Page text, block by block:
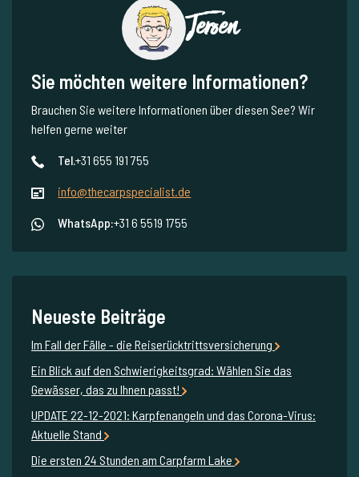
Jeroen
Sie möchten weitere Informationen?
Brauchen Sie weitere Informationen über diesen See? Wir
helfen gerne weiter
Tel.+31 655 191 755
info@thecarpspecialist.de
WhatsApp:+31 6 5519 1755
Neueste Beiträge
Im Fall der Fälle - die Reiserücktrittsversicherung
Ein Blick auf den Schwierigkeitsgrad: Wählen Sie das
Gewässer, das zu Ihnen passt!
UPDATE 22-12-2021: Karpfenangeln und das Corona-Virus:
Aktuelle Stand
Die ersten 24 Stunden am Carpfarm Lake